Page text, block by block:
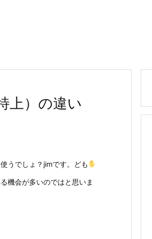
上）の違い
うでしょ？jimです。ども
機会が多いのではと思いま